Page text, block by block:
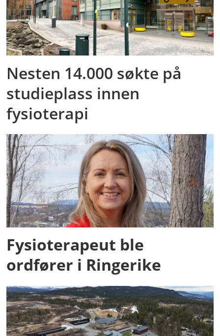
Nesten 14.000 søkte på
studieplass innen
fysioterapi
Fysioterapeut ble
ordfører i Ringerike